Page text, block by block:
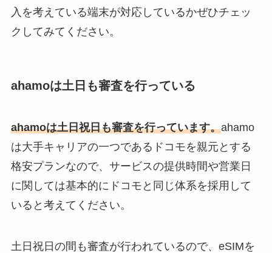
入を考えている端末が対応しているかぜひチェッ
クしてみてください。
ahamoは土日も審査を行っている
ahamoは土日祝日も審査を行っています。ahamo
は大手キャリアの一つであるドコモを親元とする
格安プランなので、サービスの提供時間や営業日
に関しては基本的にドコモと同じ体系を採用して
いると考えてください。
土日祝日の間も審査が行われているので、eSIMを